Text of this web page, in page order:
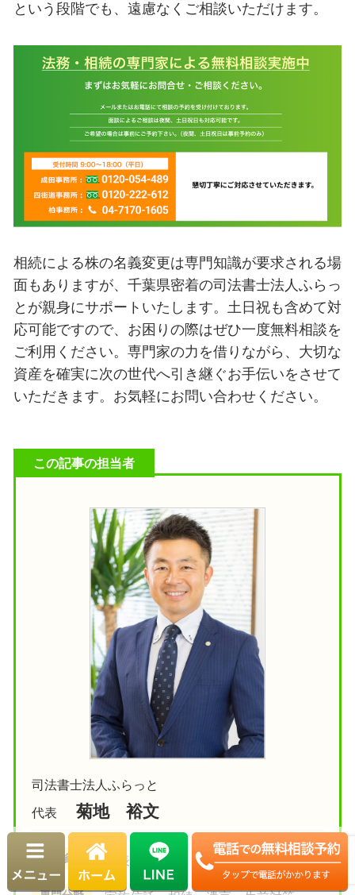
という段階でも、遠慮なくご相談いただけます。
相続による株の名義変更は専門知識が要求される場
面もありますが、千葉県密着の司法書士法人ふらっ
とが親身にサポートいたします。土日祝も含めて対
応可能ですので、お困りの際はぜひ一度無料相談を
ご利用ください。専門家の力を借りながら、大切な
資産を確実に次の世代へ引き継ぐお手伝いをさせて
いただきます。お気軽にお問い合わせください。
この記事の担当者
司法書士法人ふらっと
代表
菊地 裕文
保有資格 代表司法書士